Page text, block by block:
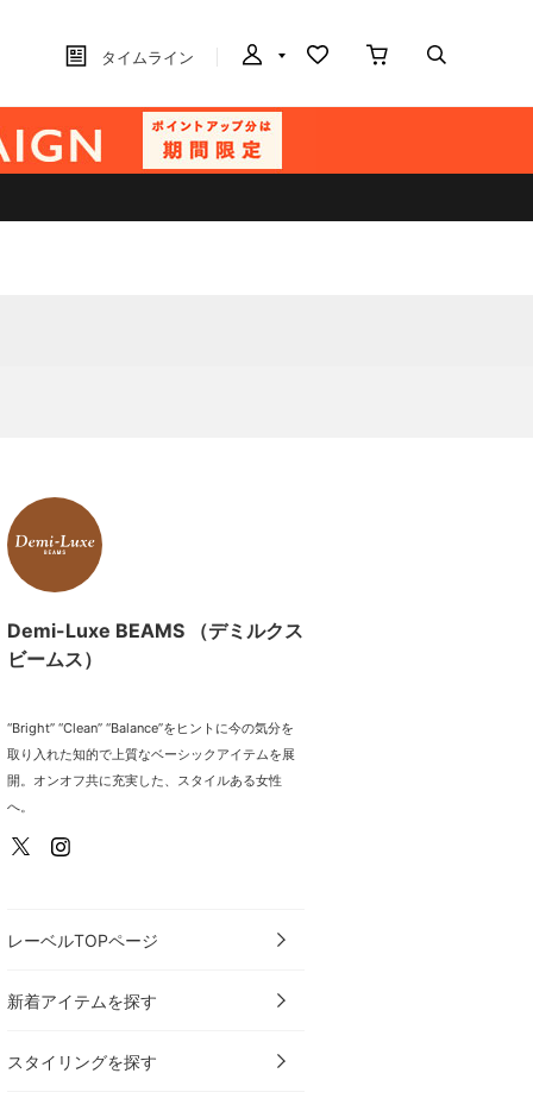
タイムライン
Demi-Luxe BEAMS （デミルクス
ビームス）
“Bright” “Clean” “Balance”をヒントに今の気分を
取り入れた知的で上質なベーシックアイテムを展
開。オンオフ共に充実した、スタイルある女性
へ。
レーベルTOPページ
新着アイテムを探す
スタイリングを探す